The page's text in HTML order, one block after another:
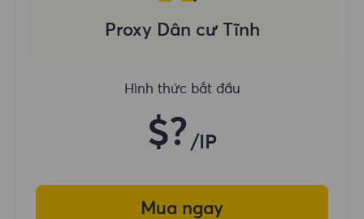
Proxy Dân cư Tĩnh
Hình thức bắt đầu
$? /IP
Mua ngay